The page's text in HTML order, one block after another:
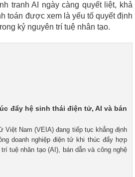
tranh AI ngày càng quyết liệt, khả
toán được xem là yếu tố quyết định
kỷ nguyên trí tuệ nhân tạo.
đẩy hệ sinh thái điện tử, AI và bán
Việt Nam (VEIA) đang tiếp tục khẳng định
doanh nghiệp điện tử khi thúc đẩy hợp
tuệ nhân tạo (AI), bán dẫn và công nghệ